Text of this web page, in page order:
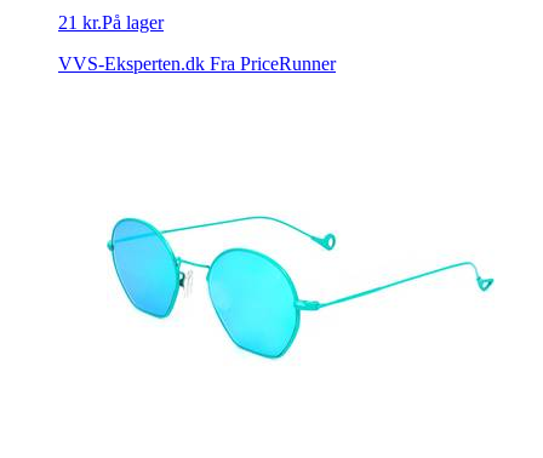
21 kr.På lager
VVS-Eksperten.dk Fra PriceRunner